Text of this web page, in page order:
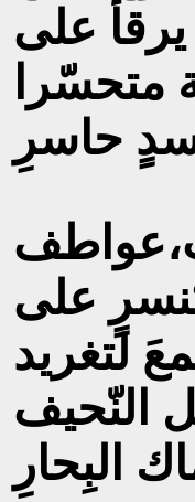
على
متحسّرا
حاسرِ
على
لتغريد
النّحيف
البِحارِ